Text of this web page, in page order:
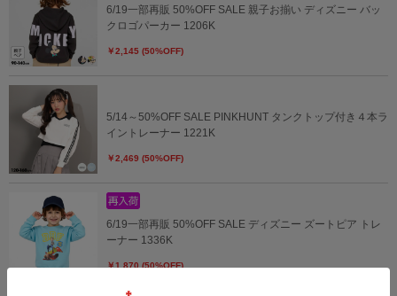
6/19一部再販 50%OFF SALE 親子お揃い ディズニー バッ
クロゴパーカー 1206K
￥2,145 (50%OFF)
5/14～50%OFF SALE PINKHUNT タンクトップ付き４本ラ
イントレーナー 1221K
￥2,469 (50%OFF)
6/19一部再販 50%OFF SALE ディズニー ズートピア トレ
ーナー 1336K
￥1,870 (50%OFF)